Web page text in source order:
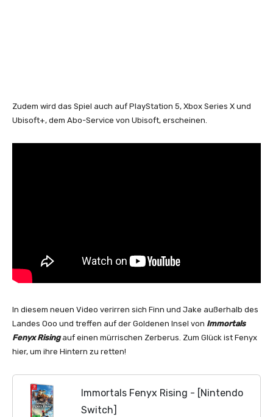
Zudem wird das Spiel auch auf PlayStation 5, Xbox Series X und
Ubisoft+, dem Abo-Service von Ubisoft, erscheinen.
In diesem neuen Video verirren sich Finn und Jake außerhalb des
Landes Ooo und treffen auf der Goldenen Insel von Immortals
Fenyx Risingauf einen mürrischen Zerberus. Zum Glück ist Fenyx
hier, um ihre Hintern zu retten!
Immortals Fenyx Rising - [Nintendo
Switch]